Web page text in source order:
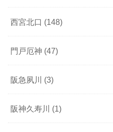
西宮北口 (148)
門戸厄神 (47)
阪急夙川 (3)
阪神久寿川 (1)